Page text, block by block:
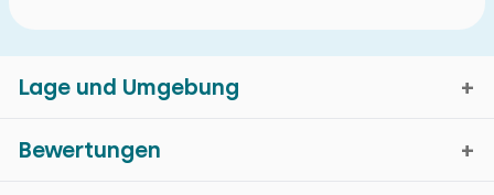
Lage und Umgebung
Bewertungen